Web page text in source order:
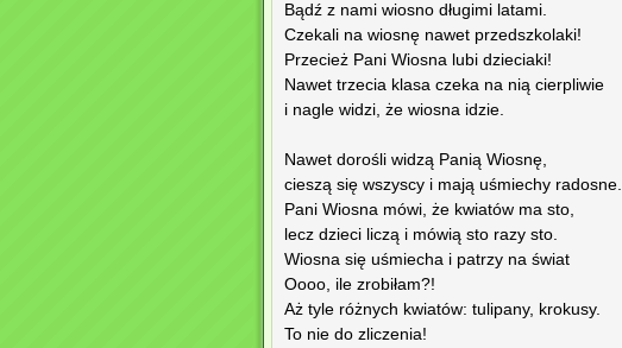
Bądź z nami wiosno długimi latami.
Czekali na wiosnę nawet przedszkolaki!
Przecież Pani Wiosna lubi dzieciaki!
Nawet trzecia klasa czeka na nią cierpliwie
i nagle widzi, że wiosna idzie.
Nawet dorośli widzą Panią Wiosnę,
cieszą się wszyscy i mają uśmiechy radosne.
Pani Wiosna mówi, że kwiatów ma sto,
lecz dzieci liczą i mówią sto razy sto.
Wiosna się uśmiecha i patrzy na świat
Oooo, ile zrobiłam?!
Aż tyle różnych kwiatów: tulipany, krokusy.
To nie do zliczenia!